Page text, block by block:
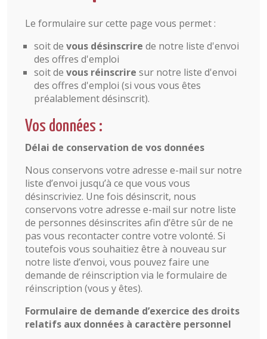
Le formulaire sur cette page vous permet :
soit de vous désinscrire de notre liste d'envoi
des offres d'emploi
soit de vous réinscrire sur notre liste d'envoi
des offres d'emploi (si vous vous êtes
préalablement désinscrit).
Vos données :
Délai de conservation de vos données
Nous conservons votre adresse e-mail sur notre
liste d’envoi jusqu’à ce que vous vous
désinscriviez. Une fois désinscrit, nous
conservons votre adresse e-mail sur notre liste
de personnes désinscrites afin d’être sûr de ne
pas vous recontacter contre votre volonté. Si
toutefois vous souhaitiez être à nouveau sur
notre liste d’envoi, vous pouvez faire une
demande de réinscription via le formulaire de
réinscription (vous y êtes).
Formulaire de demande d’exercice des droits
relatifs aux données à caractère personnel